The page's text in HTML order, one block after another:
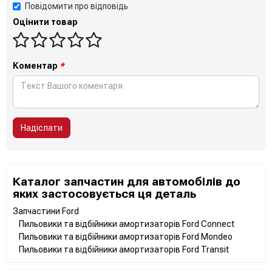
Повідомити про відповідь
Оцінити товар
Коментар *
Надіслати
Каталог запчастин для автомобілів до
яких застосовується ця деталь
Запчастини Ford
Пильовики та відбійники амортизаторів Ford Connect
Пильовики та відбійники амортизаторів Ford Mondeo
Пильовики та відбійники амортизаторів Ford Transit